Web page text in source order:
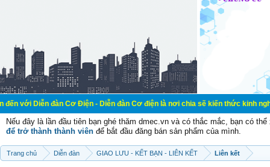
đàn Cơ Điện - Diễn đàn Cơ điện là nơi chia sẽ kiến thức kinh nghiệm trong
Nếu đây là lần đầu tiên bạn ghé thăm dmec.vn và có thắc mắc, bạn có
để trở thành thành viên để bắt đầu đăng bán sản phẩm của mình.
Trang chủ Diễn đàn GIAO LƯU - KẾT BẠN - LIÊN KẾT Liên kết